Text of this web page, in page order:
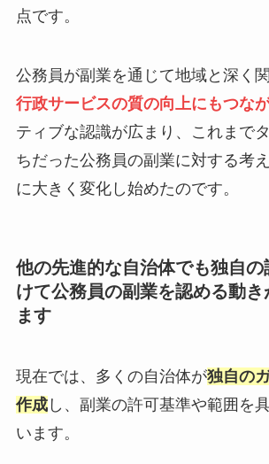
点です。
公務員が副業を通じて地域と深く
行政サービスの質の向上にもつな
ティブな認識が広まり、これまで
ちだった公務員の副業に対する考
に大きく変化し始めたのです。
他の先進的な自治体でも独自
けて公務員の副業を認める動
ます
現在では、多くの自治体が独自の
作成し、副業の許可基準や範囲を
います。